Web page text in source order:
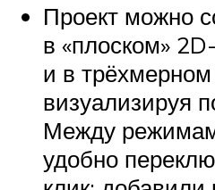
Проект можно
в «плоском»
и в
визуализируя
Между
удобно